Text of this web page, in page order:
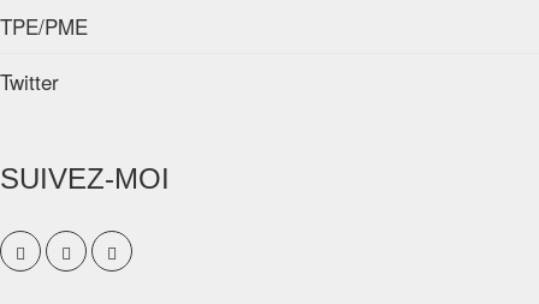
TPE/PME
Twitter
SUIVEZ-MOI